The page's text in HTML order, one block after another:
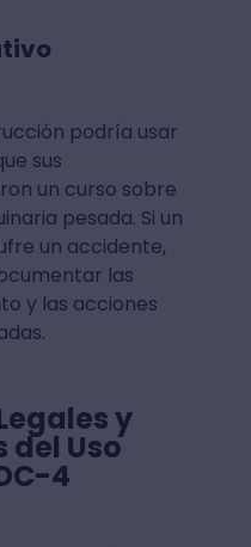
podría usar
sus
un curso sobre
pesada. Si un
un accidente,
las
y las acciones
y
del Uso
4